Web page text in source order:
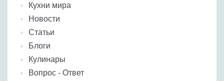
Кухни мира
Новости
Статьи
Блоги
Кулинары
Вопрос - Ответ